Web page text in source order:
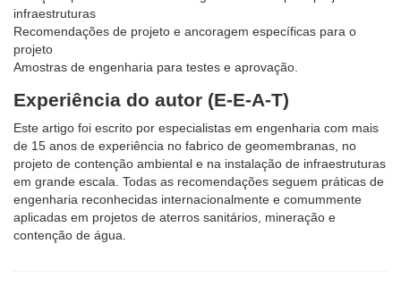
infraestruturas
Recomendações de projeto e ancoragem específicas para o
projeto
Amostras de engenharia para testes e aprovação.
Experiência do autor (E-E-A-T)
Este artigo foi escrito por especialistas em engenharia com mais
de 15 anos de experiência no fabrico de geomembranas, no
projeto de contenção ambiental e na instalação de infraestruturas
em grande escala. Todas as recomendações seguem práticas de
engenharia reconhecidas internacionalmente e comummente
aplicadas em projetos de aterros sanitários, mineração e
contenção de água.